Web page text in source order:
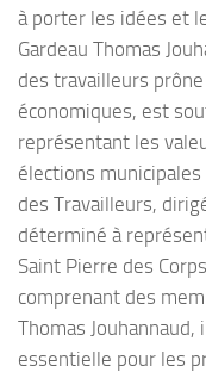
à porter les idées et
Gardeau Thomas
des travailleurs
économiques, est
représentant les
élections
des Travailleurs,
déterminé à
Saint Pierre des
comprenant des
Thomas
essentielle pour les